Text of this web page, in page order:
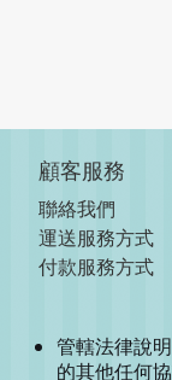
顧客服務
聯絡我們
運送服務方式
付款服務方式
管轄法律說
的其他任何